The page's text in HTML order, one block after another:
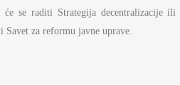
se raditi Strategija decentralizacije ili
Savet za reformu javne uprave.